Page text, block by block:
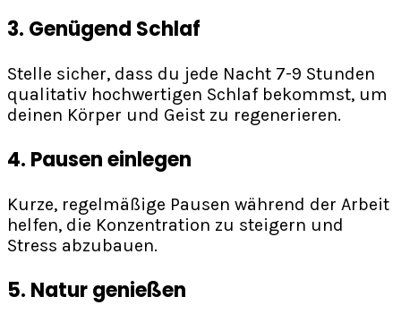
3. Genügend Schlaf
Stelle sicher, dass du jede Nacht 7-9 Stunden
qualitativ hochwertigen Schlaf bekommst, um
deinen Körper und Geist zu regenerieren.
4. Pausen einlegen
Kurze, regelmäßige Pausen während der Arbeit
helfen, die Konzentration zu steigern und
Stress abzubauen.
5. Natur genießen